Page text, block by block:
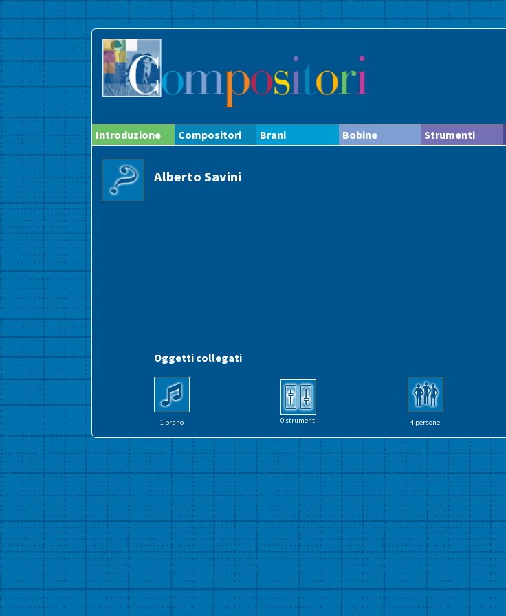
Introduzione Compositori Brani Bobine Strumenti
Alberto Savini
Oggetti collegati
1 brano 0 strumenti 4 persone